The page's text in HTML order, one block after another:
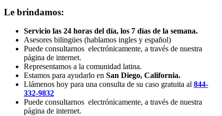
Le brindamos:
Servicio las 24 horas del día, los 7 días de la semana.
Asesores bilingües (hablamos ingles y español)
Puede consultarnos electrónicamente, a través de nuestra
página de internet.
Representamos a la comunidad latina.
Estamos para ayudarlo en San Diego, California.
Llámenos hoy para una consulta de su caso gratuita al 844-
332-9832
Puede consultarnos electrónicamente, a través de nuestra
página de internet.